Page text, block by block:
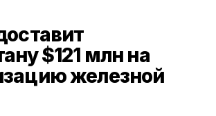
$121 млн на
железной